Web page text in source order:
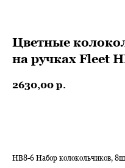
Цветные
на ручках Fleet
2630,00 р.
HB8-6 Набор колокольчиков,